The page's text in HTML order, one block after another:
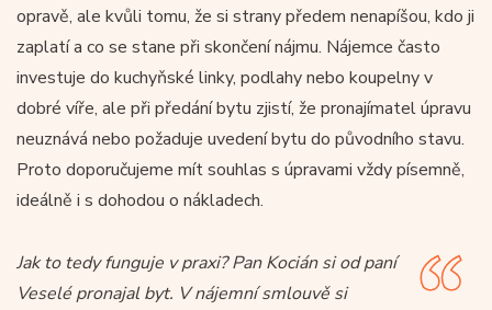
opravě, ale kvůli tomu, že si strany předem nenapíšou, kdo ji
zaplatí a co se stane při skončení nájmu. Nájemce často
investuje do kuchyňské linky, podlahy nebo koupelny v
dobré víře, ale při předání bytu zjistí, že pronajímatel úpravu
neuznává nebo požaduje uvedení bytu do původního stavu.
Proto doporučujeme mít souhlas s úpravami vždy písemně,
ideálně i s dohodou o nákladech.
Jak to tedy funguje v praxi? Pan Kocián si od paní
Veselé pronajal byt. V nájemní smlouvě si